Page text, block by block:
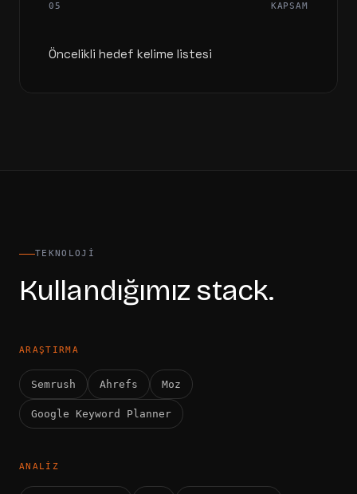
05 KAPSAM
Öncelikli hedef kelime listesi
TEKNOLOJI
Kullandığımız stack.
ARAŞTIRMA
Semrush Ahrefs Moz
Google Keyword Planner
ANALIZ